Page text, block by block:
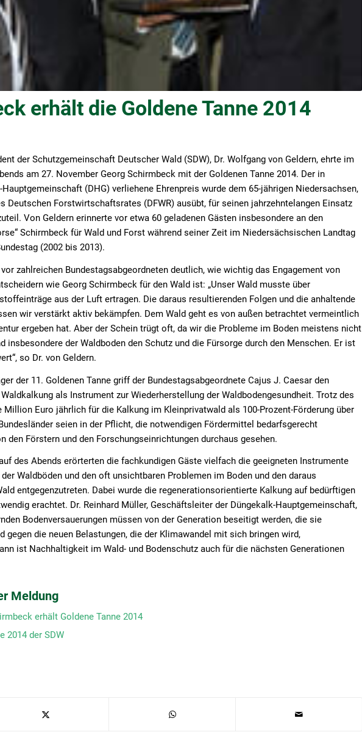
erhält die Goldene Tanne 2014
der Schutzgemeinschaft Deutscher Wald (SDW), Dr. Wolfgang von Geldern, ehrte im
am 27. November Georg Schirmbeck mit der Goldenen Tanne 2014. Der in
(DHG) verliehene Ehrenpreis wurde dem 65-jährigen Niedersachsen,
Deutschen Forstwirtschaftsrates (DFWR) ausübt, für seinen jahrzehntelangen Einsatz
Von Geldern erinnerte vor etwa 60 geladenen Gästen insbesondere an den
Schirmbeck für Wald und Forst während seiner Zeit im Niedersächsischen Landtag
(2002 bis 2013).
zahlreichen Bundestagsabgeordneten deutlich, wie wichtig das Engagement von
wie Georg Schirmbeck für den Wald ist: „Unser Wald musste über
aus der Luft ertragen. Die daraus resultierenden Folgen und die anhaltende
wir verstärkt aktiv bekämpfen. Dem Wald geht es von außen betrachtet vermeintlich
ergeben hat. Aber der Schein trügt oft, da wir die Probleme im Boden meistens nicht
insbesondere der Waldboden den Schutz und die Fürsorge durch den Menschen. Er ist
so Dr. von Geldern.
der 11. Goldenen Tanne griff der Bundestagsabgeordnete Cajus J. Caesar den
als Instrument zur Wiederherstellung der Waldbodengesundheit. Trotz des
Million Euro jährlich für die Kalkung im Kleinprivatwald als 100-Prozent-Förderung über
seien in der Pflicht, die notwendigen Fördermittel bedarfsgerecht
den Förstern und den Forschungseinrichtungen durchaus gesehen.
des Abends erörterten die fachkundigen Gäste vielfach die geeigneten Instrumente
Waldböden und den oft unsichtbaren Problemen im Boden und den daraus
entgegenzutreten. Dabei wurde die regenerationsorientierte Kalkung auf bedürftigen
erachtet. Dr. Reinhard Müller, Geschäftsleiter der Düngekalk-Hauptgemeinschaft,
Bodenversauerungen müssen von der Generation beseitigt werden, die sie
gegen die neuen Belastungen, die der Klimawandel mit sich bringen wird,
ist Nachhaltigkeit im Wald- und Bodenschutz auch für die nächsten Generationen
Meldung
erhält Goldene Tanne 2014
2014 der SDW